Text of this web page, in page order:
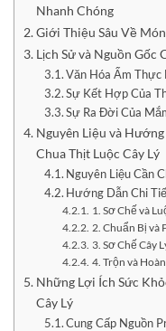
Nhanh Chóng
Giới Thiệu Sâu Về
Lịch Sử và Nguồn Gốc
Văn Hóa Ẩm
Sự Kết Hợp Của
Sự Ra Đời Của
Nguyên Liệu và
Chua Thịt Luộc Cây Lý
Nguyên Liệu Cần
Hướng Dẫn Chi
1. Sơ Chế và
2. Chuẩn Bị và
3. Sơ Chế Cây
4. Trộn và
Những Lợi Ích Sức
Cây Lý
Cung Cấp Nguồn